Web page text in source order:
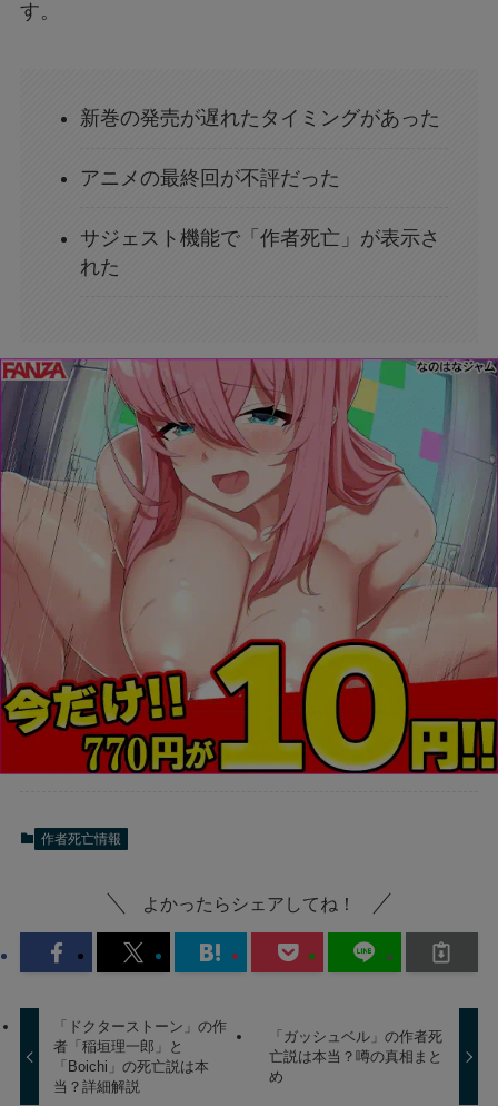
す。
新巻の発売が遅れたタイミングがあった
アニメの最終回が不評だった
サジェスト機能で「作者死亡」が表示さ
れた
作者死亡情報
よかったらシェアしてね！
「ドクターストーン」の作
者「稲垣理一郎」と
「Boichi」の死亡説は本
当？詳細解説
「ガッシュベル」の作者死
亡説は本当？噂の真相まと
め